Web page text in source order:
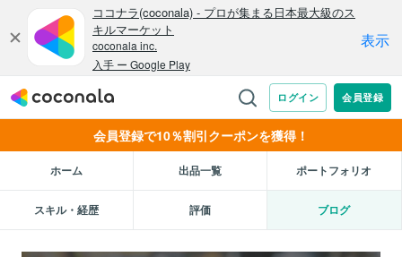
会員登録で10％割引クーポンを獲得！
ホーム 出品一覧 ポートフォリオ
スキル・経歴 評価 ブログ